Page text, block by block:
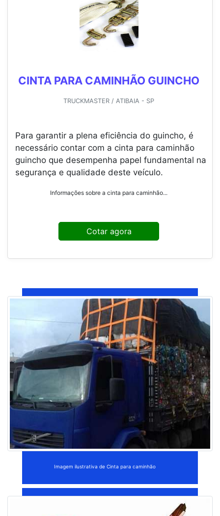
CINTA PARA CAMINHÃO GUINCHO
TRUCKMASTER / ATIBAIA - SP
Para garantir a plena eficiência do guincho, é
necessário contar com a cinta para caminhão
guincho que desempenha papel fundamental na
segurança e qualidade deste veículo.
Informações sobre a cinta para caminhão...
Cotar agora
Imagem ilustrativa de Cinta para caminhão